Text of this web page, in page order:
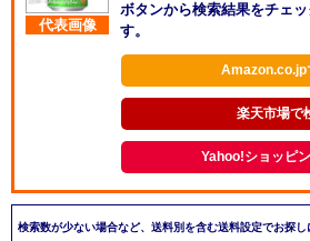
代表画像
ボタンから検索結果をチェ
す。
Amazon.co.jp
楽天市場で
Yahoo!ショッピ
検索数が少ない場合など、送料別を含む送料設定でお探し